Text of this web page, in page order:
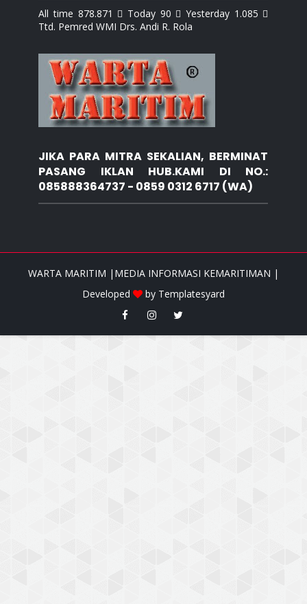
All time 878.871  Today 90  Yesterday 1.085 
Ttd. Pemred WMI Drs. Andi R. Rola
JIKA PARA MITRA SEKALIAN, BERMINAT
PASANG IKLAN HUB.KAMI DI NO.:
085888364737 - 0859 0312 6717 (WA)
WARTA MARITIM |MEDIA INFORMASI KEMARITIMAN |
Developed
by Templatesyard